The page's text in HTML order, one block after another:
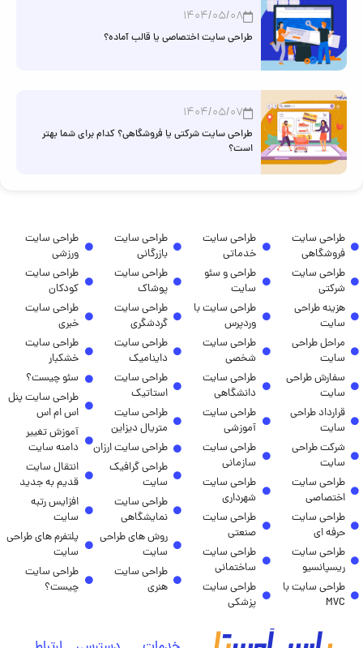
1404/05/08
طراحی سایت اختصاصی یا قالب آماده؟
1404/05/07
طراحی سایت شرکتی یا فروشگاهی؟ کدام برای شما بهتر
است؟
طراحی سایت
فروشگاهی
طراحی سایت
شرکتی
هزینه طراحی
سایت
مراحل طراحی
سایت
سفارش طراحی
سایت
قرارداد طراحی
سایت
شرکت طراحی
سایت
طراحی سایت
اختصاصی
طراحی سایت
حرفه ای
طراحی سایت
ریسپانسیو
طراحی سایت با
MVC
طراحی سایت
خدماتی
طراحی و سئو
سایت
طراحی سایت با
وردپرس
طراحی سایت
شخصی
طراحی سایت
دانشگاهی
طراحی سایت
آموزشی
طراحی سایت
سازمانی
طراحی سایت
شهرداری
طراحی سایت
صنعتی
طراحی سایت
ساختمانی
طراحی سایت
پزشکی
طراحی سایت
بازرگانی
طراحی سایت
پوشاک
طراحی سایت
گردشگری
طراحی سایت
داینامیک
طراحی سایت
استاتیک
طراحی سایت
متریال دیزاین
طراحی سایت ارزان
طراحی گرافیک
سایت
طراحی سایت
نمایشگاهی
روش های طراحی
سایت
طراحی سایت
هنری
طراحی سایت
ورزشی
طراحی سایت
کودکان
طراحی سایت
خبری
طراحی سایت
خشکبار
سئو چیست؟
طراحی سایت پنل
اس ام اس
آموزش تغییر
دامنه سایت
انتقال سایت
قدیم به جدید
افزایس رتبه
سایت
پلتفرم های طراحی
سایت
طراحی سایت
چیست؟